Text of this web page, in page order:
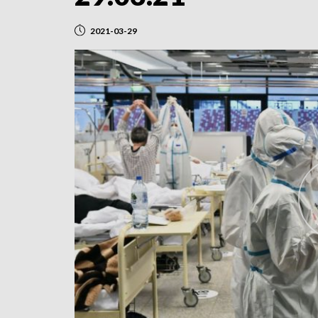
2021-03-29